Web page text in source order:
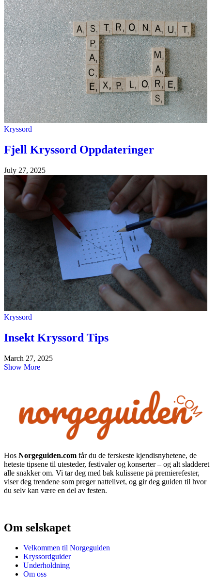
Kryssord
Fjell Kryssord Oppdateringer
July 27, 2025
Kryssord
Insekt Kryssord Tips
March 27, 2025
Show More
Hos Norgeguiden.com får du de ferskeste kjendisnyhetene, de
heteste tipsene til utesteder, festivaler og konserter – og alt sladderet
alle snakker om. Vi tar deg med bak kulissene på premierefester,
viser deg trendene som preger nattelivet, og gir deg guiden til hvor
du selv kan være en del av festen.
Om selskapet
Velkommen til Norgeguiden
Kryssordguider
Underholdning
Om oss